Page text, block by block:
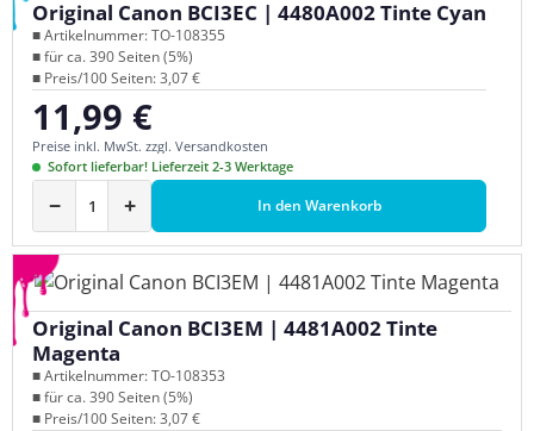
Original Canon BCI3EC | 4480A002 Tinte Cyan
■ Artikelnummer: TO-108355
■ für ca. 390 Seiten (5%)
■ Preis/100 Seiten: 3,07 €
Regulärer Preis:
11,99 €
Preise inkl. MwSt. zzgl. Versandkosten
Sofort lieferbar! Lieferzeit 2-3 Werktage
− + In den Warenkorb
Original Canon BCI3EM | 4481A002 Tinte
Magenta
■ Artikelnummer: TO-108353
■ für ca. 390 Seiten (5%)
■ Preis/100 Seiten: 3,07 €